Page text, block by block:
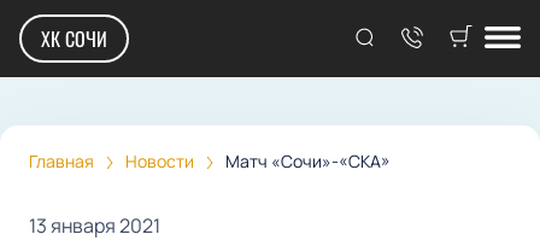
ХК СОЧИ
Главная Новости Матч «Сочи»-«СКА»
13 января 2021